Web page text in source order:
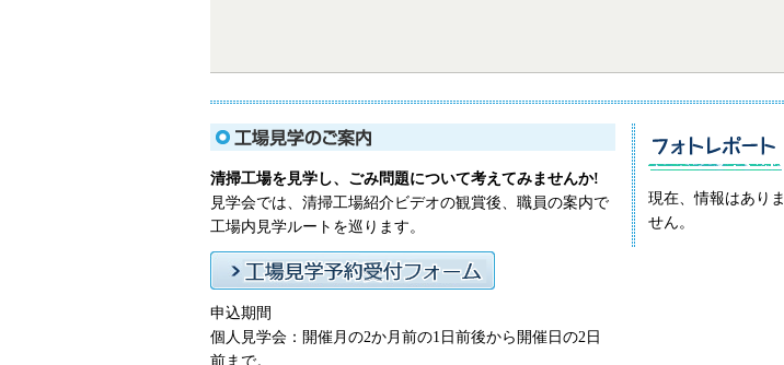
清掃工場を見学し、ごみ問題について考えてみませんか!
見学会では、清掃工場紹介ビデオの観賞後、職員の案内で
工場内見学ルートを巡ります。
申込期間
個人見学会：開催月の2か月前の1日前後から開催日の2日
前まで。
現在、情報はありま
せん。